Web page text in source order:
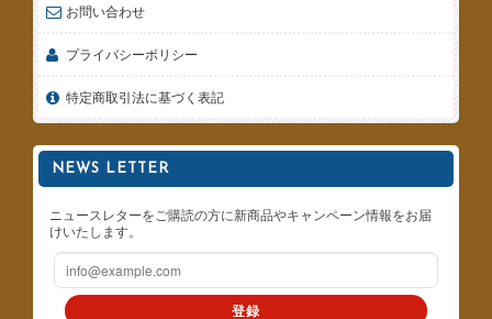
お問い合わせ
プライバシーポリシー
特定商取引法に基づく表記
NEWS LETTER
ニュースレターをご購読の方に新商品やキャンペーン情報をお届
けいたします。
登録